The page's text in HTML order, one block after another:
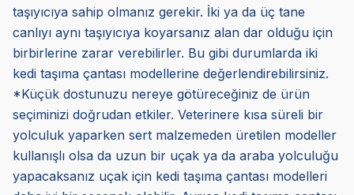
taşıyıcıya sahip olmanız gerekir. İki ya da üç tane
canlıyı aynı taşıyıcıya koyarsanız alan dar olduğu için
birbirlerine zarar verebilirler. Bu gibi durumlarda iki
kedi taşıma çantası modellerine değerlendirebilirsiniz.
*Küçük dostunuzu nereye götüreceğiniz de ürün
seçiminizi doğrudan etkiler. Veterinere kısa süreli bir
yolculuk yaparken sert malzemeden üretilen modeller
kullanışlı olsa da uzun bir uçak ya da araba yolculuğu
yapacaksanız uçak için kedi taşıma çantası modelleri